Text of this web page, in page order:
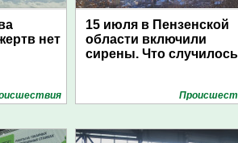
нет
15 июля в Пензенской
области включили
сирены. Что